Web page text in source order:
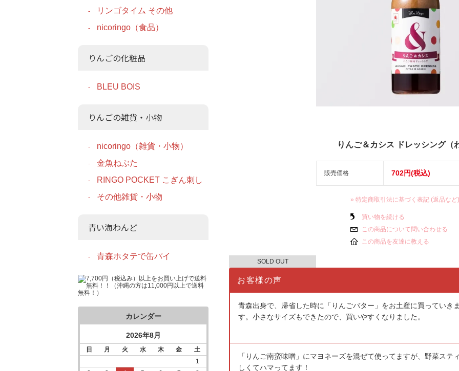
りんご＆カシス ドレッシング（
販売価格 702円(税込)
» 特定商取引法に基づく表記 (返品など)
買い物を続ける
この商品について問い合わせる
この商品を友達に教える
SOLD OUT
お客様の声
青森出身で、帰省した時に「りんごバター」をお土産に買っていき
す。小さなサイズもできたので、買いやすくなりました。
「りんご南蛮味噌」にマヨネーズを混ぜて使ってますが、野菜ス
しくてハマってます！
リンゴタイム その他
nicoringo（食品）
りんごの化粧品
BLEU BOIS
りんごの雑貨・小物
nicoringo（雑貨・小物）
金魚ねぶた
RINGO POCKET こぎん刺し
その他雑貨・小物
青い海わんど
青森ホタテで缶パイ
カレンダー
2026年8月
日 月 火 水 木 金
土
1